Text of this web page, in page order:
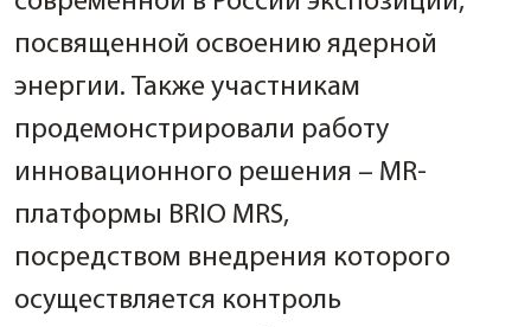
посвященной освоению ядерной
энергии. Также участникам
продемонстрировали работу
инновационного решения – MR-
платформы BRIO MRS,
посредством внедрения которого
осуществляется контроль